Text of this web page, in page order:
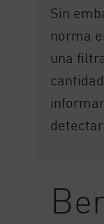
Sin
norma
una